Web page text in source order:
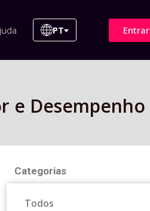
PT Entrar
e Desempenho
Categorias
Todos